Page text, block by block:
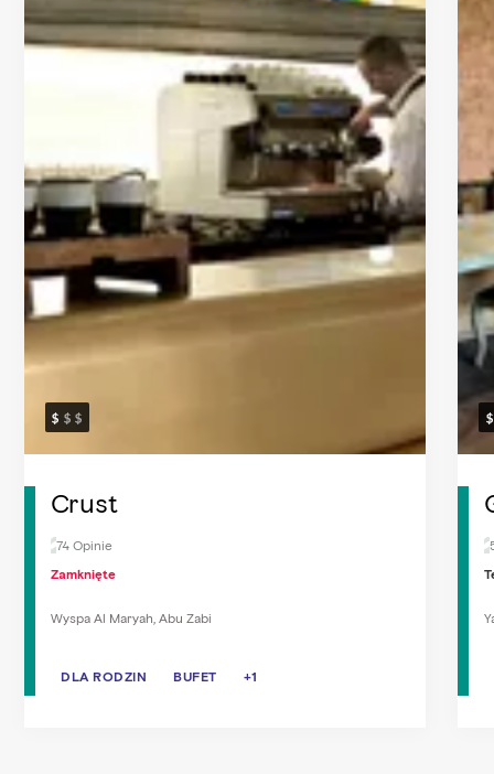
Crust
74 Opinie
Zamknięte
Wyspa Al Maryah, Abu Zabi
DLA RODZIN BUFET ŚNIADANIE
DLA RODZIN BUFET +1